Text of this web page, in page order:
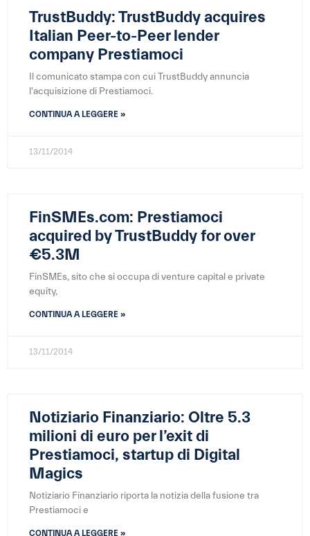
TrustBuddy: TrustBuddy acquires
Italian Peer-to-Peer lender
company Prestiamoci
Il comunicato stampa con cui TrustBuddy annuncia
l'acquisizione di Prestiamoci.
CONTINUA A LEGGERE »
13/11/2014
FinSMEs.com: Prestiamoci
acquired by TrustBuddy for over
€5.3M
FinSMEs, sito che si occupa di venture capital e private
equity,
CONTINUA A LEGGERE »
13/11/2014
Notiziario Finanziario: Oltre 5.3
milioni di euro per l’exit di
Prestiamoci, startup di Digital
Magics
Notiziario Finanziario riporta la notizia della fusione tra
Prestiamoci e
CONTINUA A LEGGERE »